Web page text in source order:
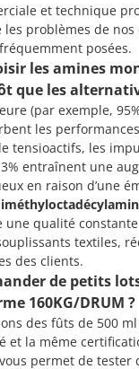
et technique
problèmes de nos
posées.
les amines
que les
(par exemple,
les
tensioactifs, les
entraînent une
en raison d’une
une qualité
textiles,
des clients.
de petits
160KG/DRUM ?
des fûts de 500
et la même
permet de tester